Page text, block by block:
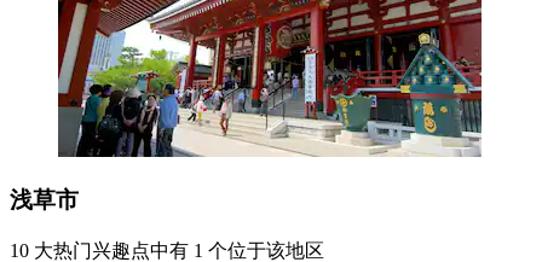
浅草市
10 大热门兴趣点中有 1 个位于该地区